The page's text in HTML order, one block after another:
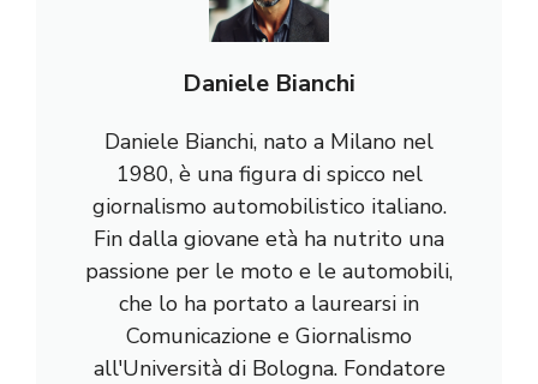
Daniele Bianchi
Daniele Bianchi, nato a Milano nel
1980, è una figura di spicco nel
giornalismo automobilistico italiano.
Fin dalla giovane età ha nutrito una
passione per le moto e le automobili,
che lo ha portato a laurearsi in
Comunicazione e Giornalismo
all'Università di Bologna. Fondatore